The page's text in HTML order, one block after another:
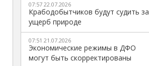
07:57 22.07.2026
Крабодобытчиков будут судить за
ущерб природе
07:51 21.07.2026
Экономические режимы в ДФО
могут быть скорректированы